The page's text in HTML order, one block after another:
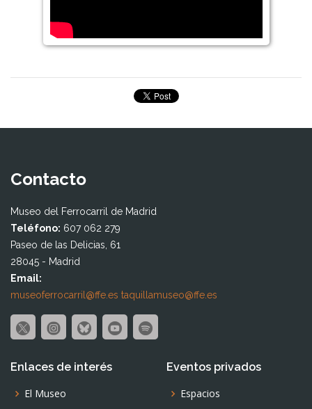
Contacto
Museo del Ferrocarril de Madrid
Teléfono: 607 062 279
Paseo de las Delicias, 61
28045 - Madrid
Email:
museoferrocarril@ffe.es taquillamuseo@ffe.es
Enlaces de interés
El Museo
Eventos privados
Espacios